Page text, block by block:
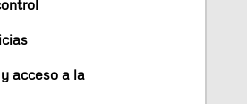
acceso a la